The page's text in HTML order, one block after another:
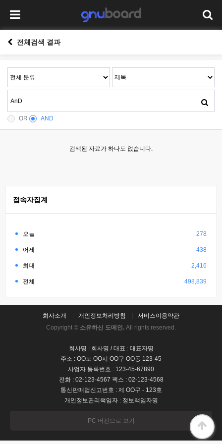
전체검색 결과
OR AND
검색된 자료가 하나도 없습니다.
접속자집계
오늘 278
어제 438
최대 2,416
전체 498,839
회사소개 개인정보처리방침
서비스이용약관
Copyright © 소유하신 도메인. All rights reserved.
회사명 : 회사명 / 대표 : 대표자명
주소 : OO도 OO시 OO구 OO동 123-45
사업자 등록번호 : 123-45-67890
전화 : 02-123-4567 팩스 : 02-123-4568
통신판매업신고번호 : 제 OO구 - 123호
개인정보관리책임자 : 정보책임자명
PC 버전으로 보기